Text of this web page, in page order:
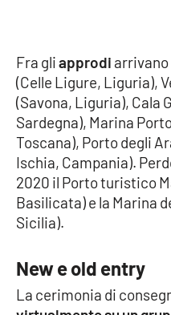
Catanzaro
Crotone
Vibo Valentia
Reggio Calabria
Cosenza
Fra gliapprodi arrivano
(Celle Ligure, Liguria),
(Savona, Liguria), Cala
Sardegna), Marina
Toscana), Porto degli
Ischia, Campania).
2020 il Porto turistico
Basilicata) e la Marina
Sicilia).
New e old entry
La cerimonia di